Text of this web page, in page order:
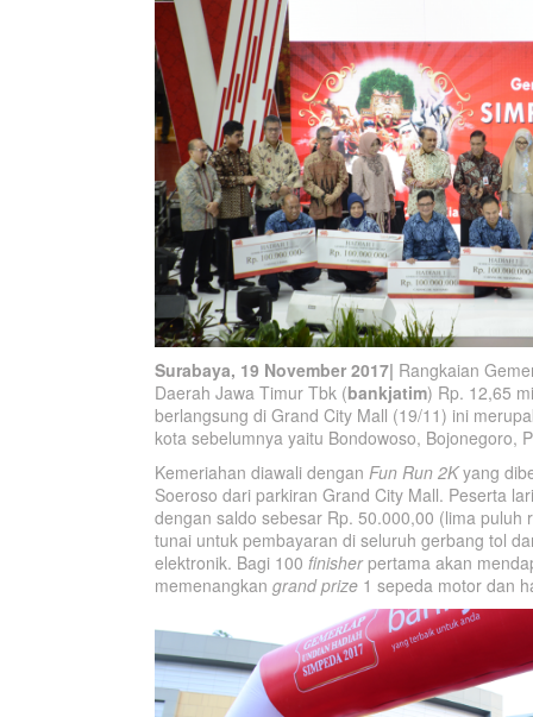
Surabaya, 19 November 2017| Rangkaian
Daerah Jawa Timur Tbk (bankjatim) Rp. 12,65
berlangsung di Grand City Mall (19/11) ini
kota sebelumnya yaitu Bondowoso, Bojonegoro,
Kemeriahan diawali dengan Fun Run 2Kyang
Soeroso dari parkiran Grand City Mall. Peserta
dengan saldo sebesar Rp. 50.000,00 (lima
tunai untuk pembayaran di seluruh gerbang tol
elektronik. Bagi 100 finisherpertama akan
memenangkan grand prize 1 sepeda motor dan